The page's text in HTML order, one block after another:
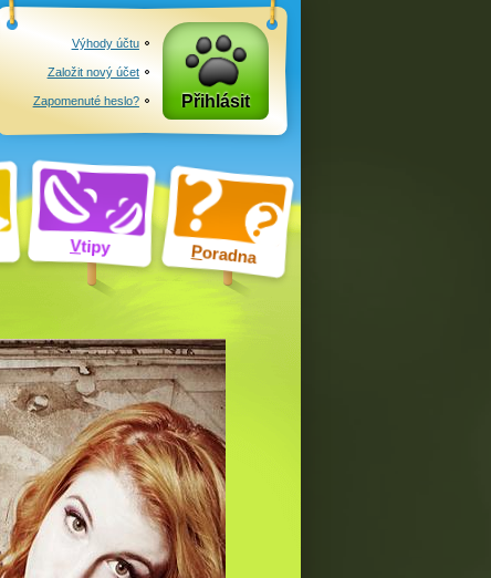
Vtipy Poradna
Výhody účtu
Založit nový účet
Zapomenuté heslo? Přihlásit